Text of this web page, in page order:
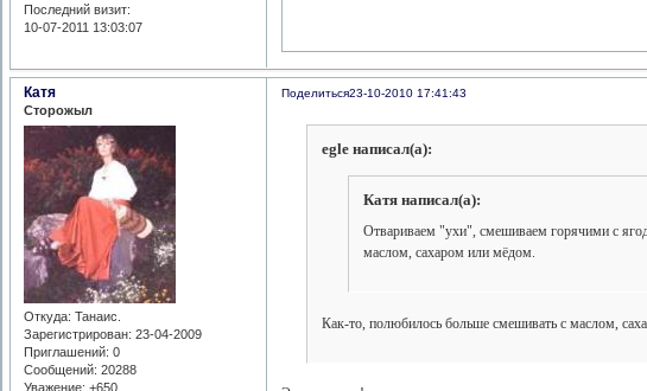
Последний визит:
10-07-2011 13:03:07
Поделиться23-10-2010 17:41:43
Катя
Сторожыл
Откуда: Танаис.
Зарегистрирован: 23-04-2009
Приглашений: 0
Сообщений: 20288
Уважение: +650
egle написал(а):
Катя написал(а):
Отвариваем "ухи", смешиваем горячими с
маслом, сахаром или мёдом.
Как-то, полюбилось больше смешивать с маслом,